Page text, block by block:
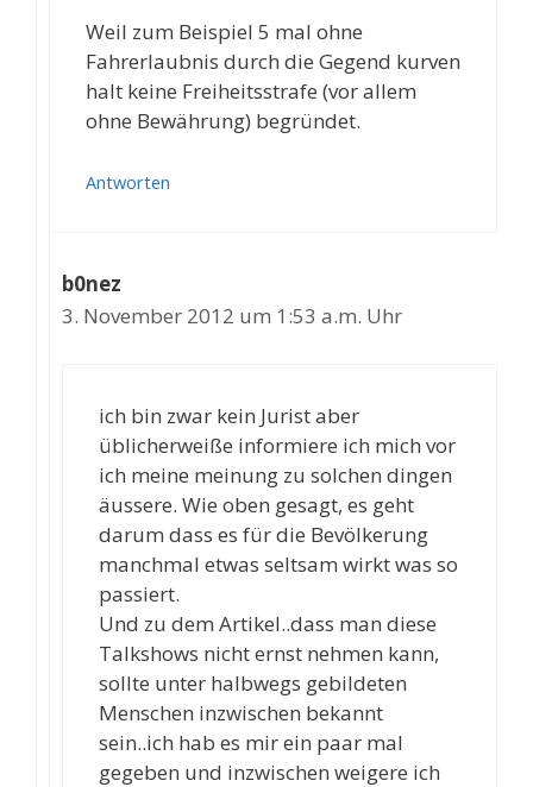
Weil zum Beispiel 5 mal ohne
Fahrerlaubnis durch die Gegend kurven
halt keine Freiheitsstrafe (vor allem
ohne Bewährung) begründet.
Antworten
b0nez
3. November 2012 um 1:53 a.m. Uhr
ich bin zwar kein Jurist aber
üblicherweiße informiere ich mich vor
ich meine meinung zu solchen dingen
äussere. Wie oben gesagt, es geht
darum dass es für die Bevölkerung
manchmal etwas seltsam wirkt was so
passiert.
Und zu dem Artikel..dass man diese
Talkshows nicht ernst nehmen kann,
sollte unter halbwegs gebildeten
Menschen inzwischen bekannt
sein..ich hab es mir ein paar mal
gegeben und inzwischen weigere ich